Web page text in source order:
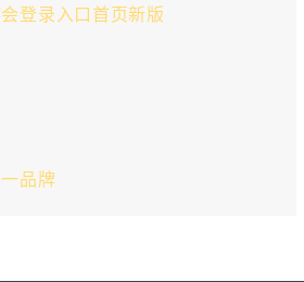
登录入口首页新版
品牌